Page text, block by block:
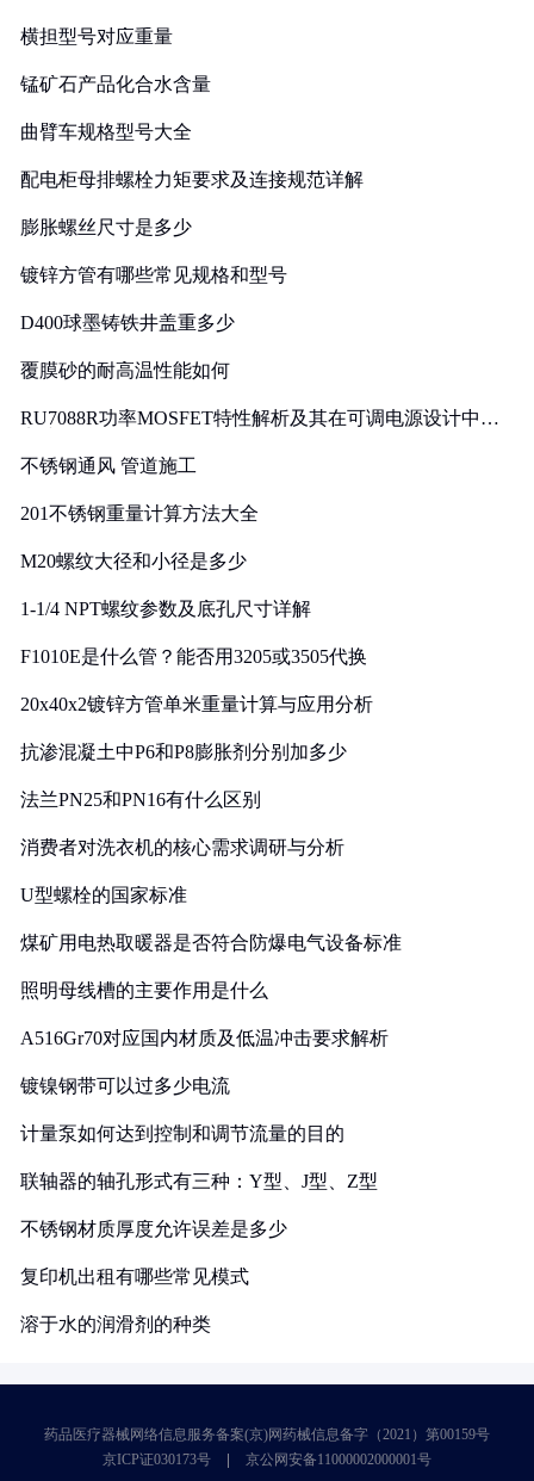
横担型号对应重量
锰矿石产品化合水含量
曲臂车规格型号大全
配电柜母排螺栓力矩要求及连接规范详解
膨胀螺丝尺寸是多少
镀锌方管有哪些常见规格和型号
D400球墨铸铁井盖重多少
覆膜砂的耐高温性能如何
RU7088R功率MOSFET特性解析及其在可调电源设计中的
不锈钢通风 管道施工
201不锈钢重量计算方法大全
M20螺纹大径和小径是多少
1-1/4 NPT螺纹参数及底孔尺寸详解
F1010E是什么管？能否用3205或3505代换
20x40x2镀锌方管单米重量计算与应用分析
抗渗混凝土中P6和P8膨胀剂分别加多少
法兰PN25和PN16有什么区别
消费者对洗衣机的核心需求调研与分析
U型螺栓的国家标准
煤矿用电热取暖器是否符合防爆电气设备标准
照明母线槽的主要作用是什么
A516Gr70对应国内材质及低温冲击要求解析
镀镍钢带可以过多少电流
计量泵如何达到控制和调节流量的目的
联轴器的轴孔形式有三种：Y型、J型、Z型
不锈钢材质厚度允许误差是多少
复印机出租有哪些常见模式
溶于水的润滑剂的种类
药品医疗器械网络信息服务备案(京)网药械信息备字（2021）第00159号
京ICP证030173号
京公网安备11000002000001号